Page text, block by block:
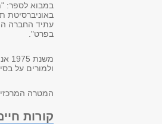
במבוא לספר:
עתיד החברה
בפרט".
ולמורים על
המטרה
קורות